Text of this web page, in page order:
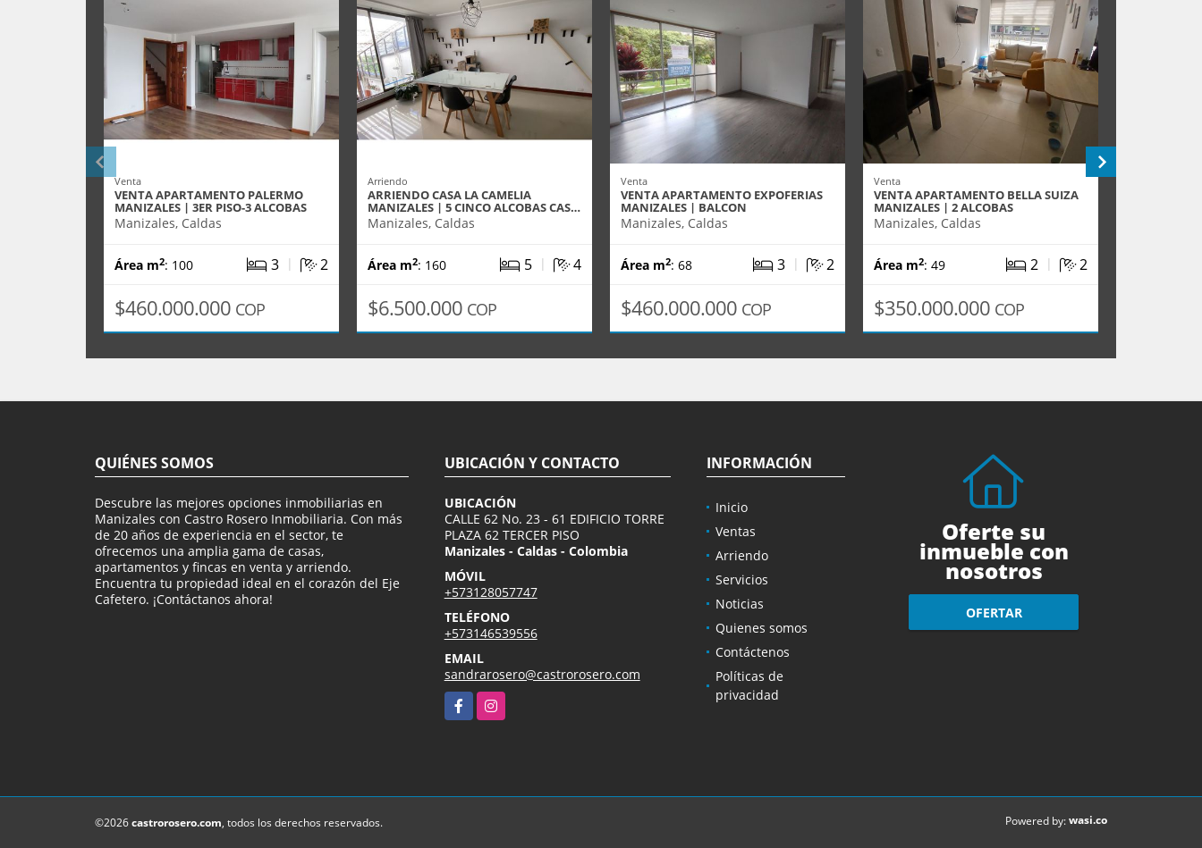
Venta
VENTA APARTAMENTO PALERMO
MANIZALES | 3ER PISO-3 ALCOBAS
Manizales, Caldas
Área m2: 100 3 | 2
$460.000.000 COP
Arriendo
ARRIENDO CASA LA CAMELIA
MANIZALES | 5 CINCO ALCOBAS CAS…
Manizales, Caldas
Área m2: 160 5 | 4
$6.500.000 COP
Venta
VENTA APARTAMENTO EXPOFERIAS
MANIZALES | BALCON
Manizales, Caldas
Área m2: 68 3 | 2
$460.000.000 COP
Venta
VENTA APARTAMENTO BELLA SUIZA
MANIZALES | 2 ALCOBAS
Manizales, Caldas
Área m2: 49 2 | 2
$350.000.000 COP
QUIÉNES SOMOS
Descubre las mejores opciones inmobiliarias en
Manizales con Castro Rosero Inmobiliaria. Con más
de 20 años de experiencia en el sector, te
ofrecemos una amplia gama de casas,
apartamentos y fincas en venta y arriendo.
Encuentra tu propiedad ideal en el corazón del Eje
Cafetero. ¡Contáctanos ahora!
UBICACIÓN Y CONTACTO
UBICACIÓN
CALLE 62 No. 23 - 61 EDIFICIO TORRE
PLAZA 62 TERCER PISO
Manizales - Caldas - Colombia
MÓVIL
+573128057747
TELÉFONO
+573146539556
EMAIL
sandrarosero@castrorosero.com
FacebookInstagram
INFORMACIÓN
Inicio
Ventas
Arriendo
Servicios
Noticias
Quienes somos
Contáctenos
Políticas de
privacidad
Oferte su
inmueble con
nosotros
OFERTAR
©2026castrorosero.com, todos los derechos reservados. Powered by:wasi.co